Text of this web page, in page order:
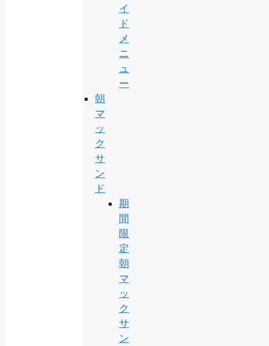
イ
ド
メ
ニ
ュ
ー
朝
マ
ッ
ク
サ
ン
ド
期
間
限
定
朝
マ
ッ
ク
サ
ン